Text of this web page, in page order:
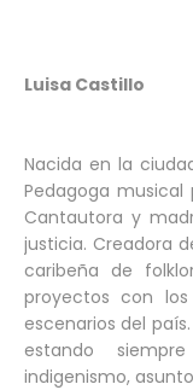
Luisa Castillo
Nacida en la
Pedagoga
Cantautora y
justicia. Creadora
caribeña de
proyectos con
escenarios del
estando
indigenismo,